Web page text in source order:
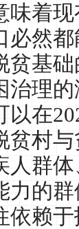
味着
必然
贫基
治理
以在
贫村
人群
力的
依赖